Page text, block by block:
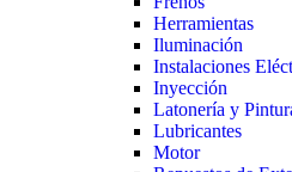
Herramientas
Iluminación
Instalaciones
Inyección
Latonería y
Lubricantes
Motor